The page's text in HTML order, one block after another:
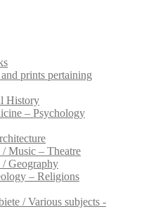
prints pertaining
History
– Psychology
Music – Theatre
/ Geography
– Religions
/ Various subjects -